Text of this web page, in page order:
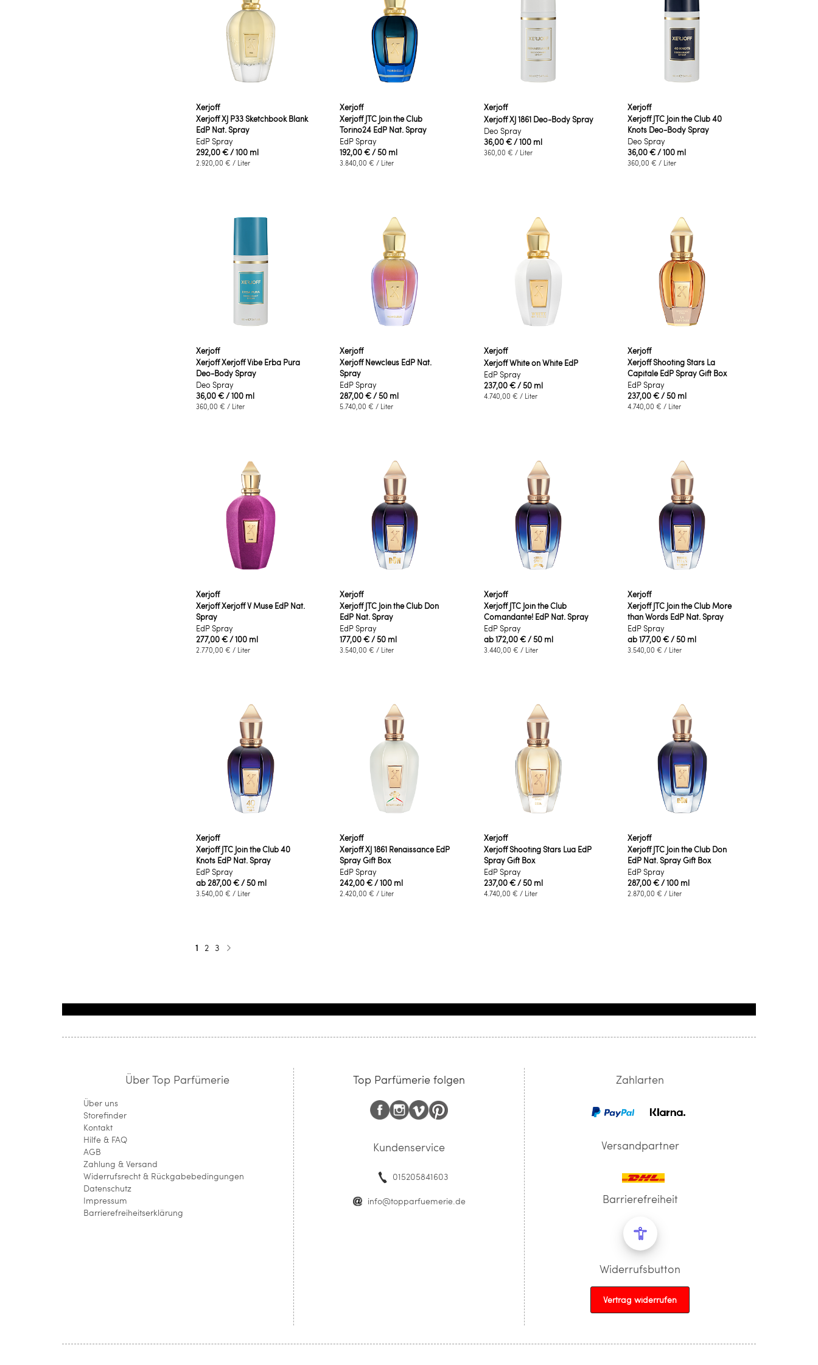
Xerjoff
Xerjoff XJ P33 Sketchbook Blank
EdP Nat. Spray
EdP Spray
292,00 €/ 100 ml
2.920,00 € / Liter
Xerjoff
Xerjoff JTC Join the Club
Torino24 EdP Nat. Spray
EdP Spray
192,00 €/ 50 ml
3.840,00 € / Liter
Xerjoff
Xerjoff XJ 1861 Deo-Body Spray
Deo Spray
36,00 €/ 100 ml
360,00 € / Liter
Xerjoff
Xerjoff JTC Join the Club 40
Knots Deo-Body Spray
Deo Spray
36,00 €/ 100 ml
360,00 € / Liter
Xerjoff
Xerjoff Xerjoff Vibe Erba Pura
Deo-Body Spray
Deo Spray
36,00 €/ 100 ml
360,00 € / Liter
Xerjoff
Xerjoff Newcleus EdP Nat.
Spray
EdP Spray
287,00 €/ 50 ml
5.740,00 € / Liter
Xerjoff
Xerjoff White on White EdP
EdP Spray
237,00 €/ 50 ml
4.740,00 € / Liter
Xerjoff
Xerjoff Shooting Stars La
Capitale EdP Spray Gift Box
EdP Spray
237,00 €/ 50 ml
4.740,00 € / Liter
Xerjoff
Xerjoff Xerjoff V Muse EdP Nat.
Spray
EdP Spray
277,00 €/ 100 ml
2.770,00 € / Liter
Xerjoff
Xerjoff JTC Join the Club Don
EdP Nat. Spray
EdP Spray
177,00 €/ 50 ml
3.540,00 € / Liter
Xerjoff
Xerjoff JTC Join the Club
Comandante! EdP Nat. Spray
EdP Spray
ab172,00 €/ 50 ml
3.440,00 € / Liter
Xerjoff
Xerjoff JTC Join the Club More
than Words EdP Nat. Spray
EdP Spray
ab177,00 €/ 50 ml
3.540,00 € / Liter
Xerjoff
Xerjoff JTC Join the Club 40
Knots EdP Nat. Spray
EdP Spray
ab287,00 €/ 50 ml
3.540,00 € / Liter
Xerjoff
Xerjoff XJ 1861 Renaissance EdP
Spray Gift Box
EdP Spray
242,00 €/ 100 ml
2.420,00 € / Liter
Xerjoff
Xerjoff Shooting Stars Lua EdP
Spray Gift Box
EdP Spray
237,00 €/ 50 ml
4.740,00 € / Liter
Xerjoff
Xerjoff JTC Join the Club Don
EdP Nat. Spray Gift Box
EdP Spray
287,00 €/ 100 ml
2.870,00 € / Liter
Seite
Sie lesen gerade die Seite
1 Seite
2 Seite
3
Über Top Parfümerie
Über uns
Storefinder
Kontakt
Hilfe & FAQ
AGB
Zahlung & Versand
Widerrufsrecht & Rückgabebedingungen
Datenschutz
Impressum
Barrierefreiheitserklärung
Top Parfümerie folgen
Kundenservice
015205841603
info@topparfuemerie.de
Zahlarten
Versandpartner
Barrierefreiheit
Widerrufsbutton
Vertrag widerrufen